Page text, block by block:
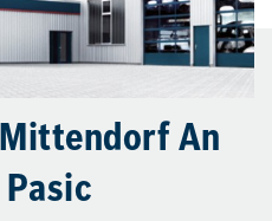
An